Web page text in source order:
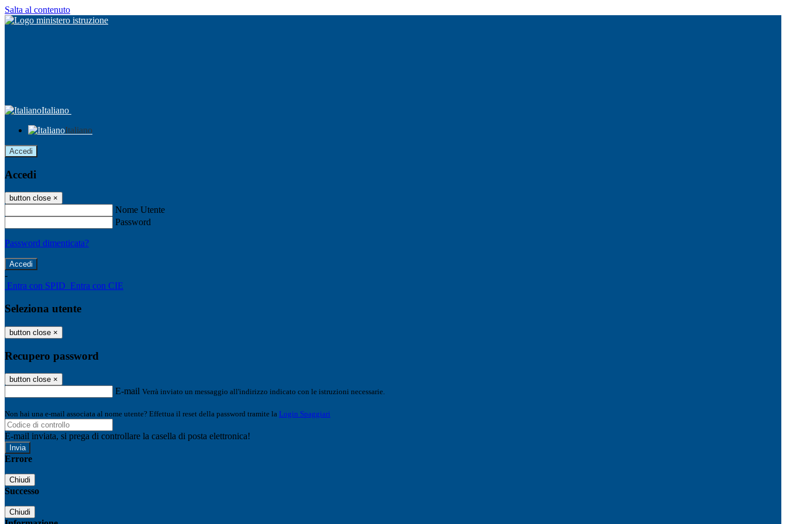
Salta al contenuto
Italiano
Italiano
Accedi
Accedi
button close ×
Nome Utente
Password
Password dimenticata?
-
Entra con SPID Entra con CIE
Seleziona utente
button close ×
Recupero password
button close ×
E-mail Verrà inviato un messaggio all'indirizzo indicato con le istruzioni necessarie.
Non hai una e-mail associata al nome utente? Effettua il reset della password tramite la Login Spaggiari
E-mail inviata, si prega di controllare la casella di posta elettronica!
Errore
Chiudi
Successo
Chiudi